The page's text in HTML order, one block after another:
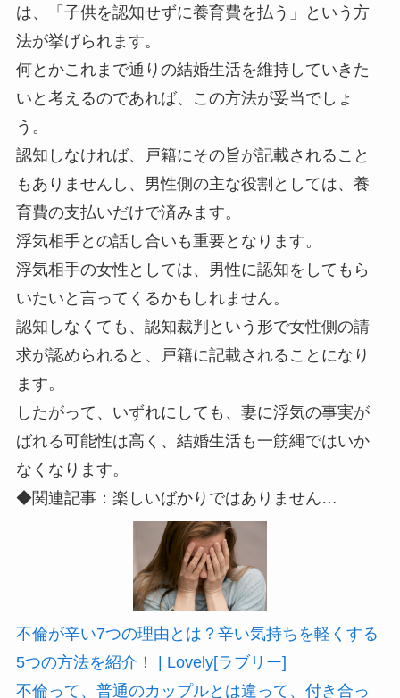
は、「子供を認知せずに養育費を払う」という方
法が挙げられます。
何とかこれまで通りの結婚生活を維持していきた
いと考えるのであれば、この方法が妥当でしょ
う。
認知しなければ、戸籍にその旨が記載されること
もありませんし、男性側の主な役割としては、養
育費の支払いだけで済みます。
浮気相手との話し合いも重要となります。
浮気相手の女性としては、男性に認知をしてもら
いたいと言ってくるかもしれません。
認知しなくても、認知裁判という形で女性側の請
求が認められると、戸籍に記載されることになり
ます。
したがって、いずれにしても、妻に浮気の事実が
ばれる可能性は高く、結婚生活も一筋縄ではいか
なくなります。
◆関連記事：楽しいばかりではありません…
不倫が辛い7つの理由とは？辛い気持ちを軽くする
5つの方法を紹介！ | Lovely[ラブリー]
不倫って、普通のカップルとは違って、付き合っ